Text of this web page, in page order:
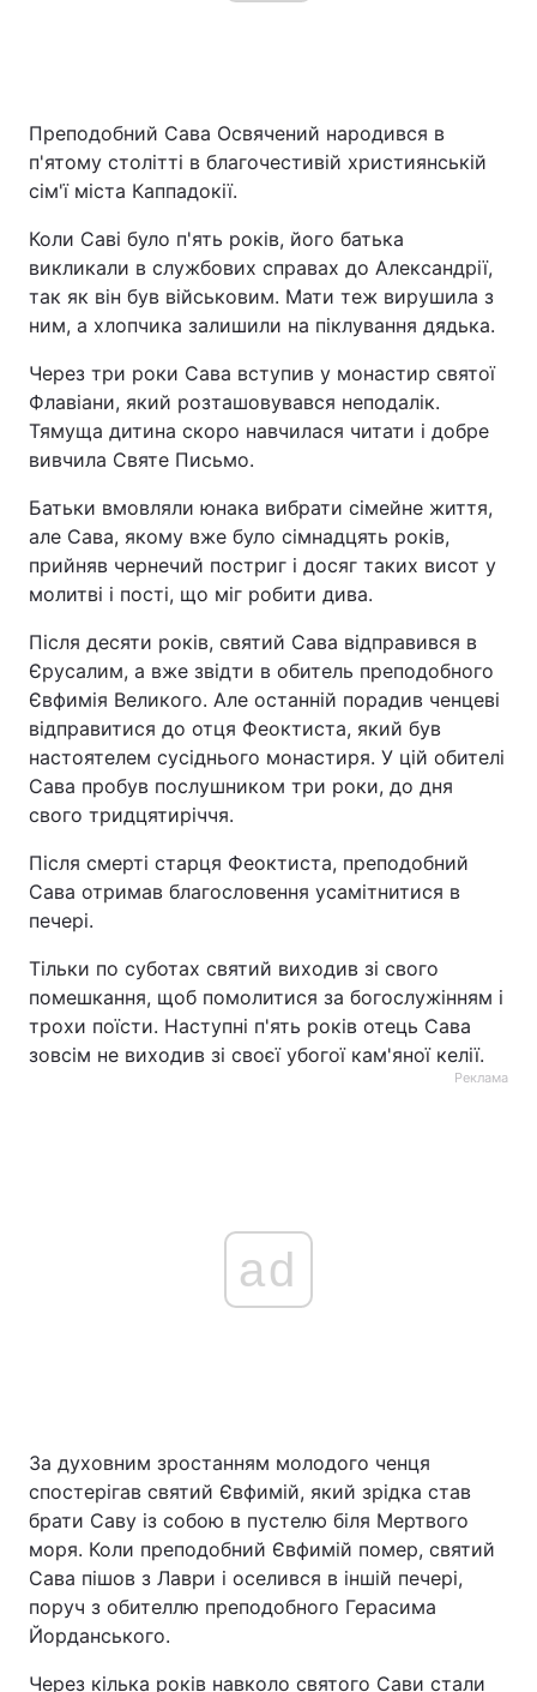
Преподобний Сава Освячений народився в
п'ятому столітті в благочестивій християнській
сім'ї міста Каппадокії.
Коли Саві було п'ять років, його батька
викликали в службових справах до Александрії,
так як він був військовим. Мати теж вирушила з
ним, а хлопчика залишили на піклування дядька.
Через три роки Сава вступив у монастир святої
Флавіани, який розташовувався неподалік.
Тямуща дитина скоро навчилася читати і добре
вивчила Святе Письмо.
Батьки вмовляли юнака вибрати сімейне життя,
але Сава, якому вже було сімнадцять років,
прийняв чернечий постриг і досяг таких висот у
молитві і пості, що міг робити дива.
Після десяти років, святий Сава відправився в
Єрусалим, а вже звідти в обитель преподобного
Євфимія Великого. Але останній порадив ченцеві
відправитися до отця Феоктиста, який був
настоятелем сусіднього монастиря. У цій обителі
Сава пробув послушником три роки, до дня
свого тридцятиріччя.
Після смерті старця Феоктиста, преподобний
Сава отримав благословення усамітнитися в
печері.
Тільки по суботах святий виходив зі свого
помешкання, щоб помолитися за богослужінням і
трохи поїсти. Наступні п'ять років отець Сава
зовсім не виходив зі своєї убогої кам'яної келії.
Реклама
ad
За духовним зростанням молодого ченця
спостерігав святий Євфимій, який зрідка став
брати Саву із собою в пустелю біля Мертвого
моря. Коли преподобний Євфимій помер, святий
Сава пішов з Лаври і оселився в іншій печері,
поруч з обителлю преподобного Герасима
Йорданського.
Через кілька років навколо святого Сави стали